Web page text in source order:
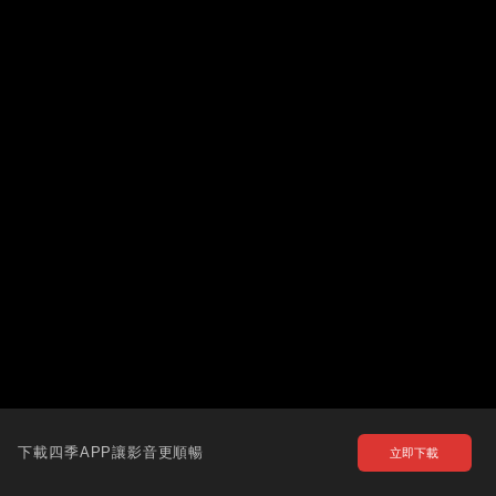
下載四季APP讓影音更順暢 立即下載